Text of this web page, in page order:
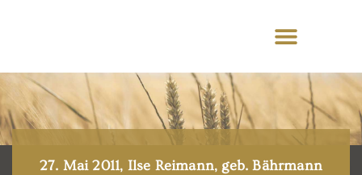
27. Mai 2011, Ilse Reimann, geb. Bährmann